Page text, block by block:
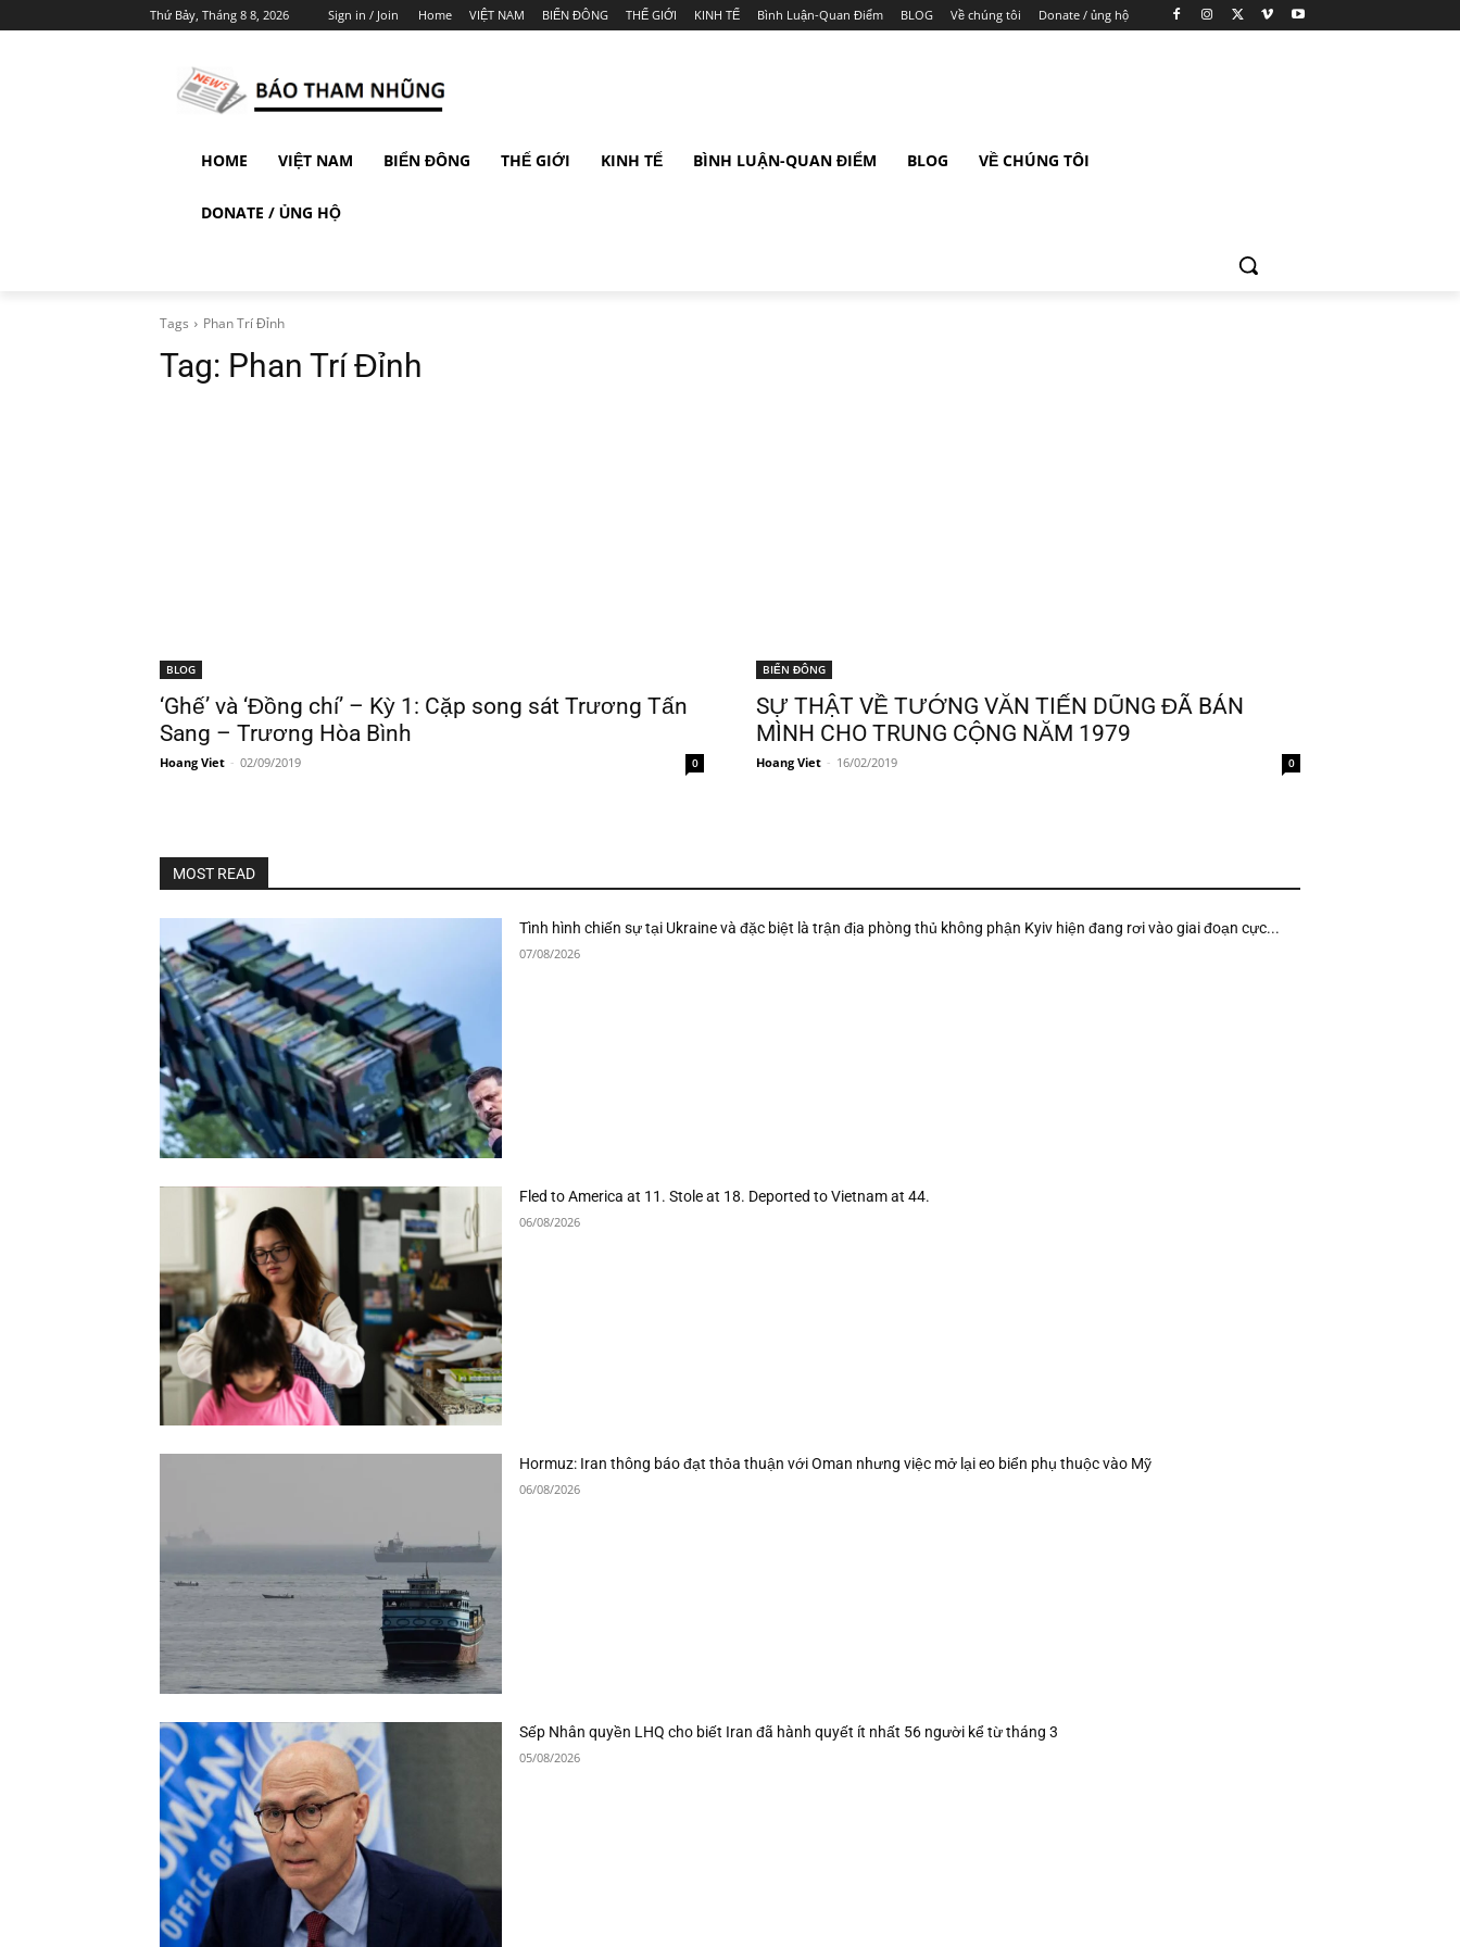
Thứ Bảy, Tháng 8 8, 2026 Sign in / Join Home VIỆT NAM BIỂN ĐÔNG THẾ GIỚI KINH TẾ Bình Luận-Quan Điểm BLOG Về chúng tôi Donate / ủng hộ
HOME VIỆT NAM BIỂN ĐÔNG THẾ GIỚI KINH TẾ BÌNH LUẬN-QUAN ĐIỂM BLOG VỀ CHÚNG TÔI
DONATE / ỦNG HỘ
Tags Phan Trí Đỉnh
Tag: Phan Trí Đỉnh
BLOG
‘Ghế’ và ‘Đồng chí’ – Kỳ 1: Cặp song sát Trương Tấn
Sang – Trương Hòa Bình
Hoang Viet - 02/09/2019 0
BIỂN ĐÔNG
SỰ THẬT VỀ TƯỚNG VĂN TIẾN DŨNG ĐÃ BÁN
MÌNH CHO TRUNG CỘNG NĂM 1979
Hoang Viet - 16/02/2019 0
MOST READ
Tình hình chiến sự tại Ukraine và đặc biệt là trận địa phòng thủ không phận Kyiv hiện đang rơi vào giai đoạn cực...
07/08/2026
Fled to America at 11. Stole at 18. Deported to Vietnam at 44.
06/08/2026
Hormuz: Iran thông báo đạt thỏa thuận với Oman nhưng việc mở lại eo biển phụ thuộc vào Mỹ
06/08/2026
Sếp Nhân quyền LHQ cho biết Iran đã hành quyết ít nhất 56 người kể từ tháng 3
05/08/2026